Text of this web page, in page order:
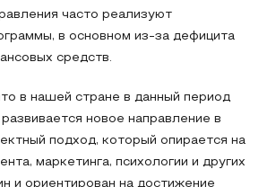
часто реализуют
в основном из-за дефицита
средств.
в нашей стране в данный период
новое направление в
подход, который опирается на
маркетинга, психологии и других
и ориентирован на достижение